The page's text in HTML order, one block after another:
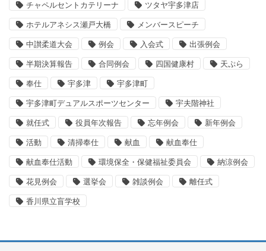
チャペルセントカテリーナ ツタヤ宇多津店
ホテルアネシス瀬戸大橋 メンバースピーチ
中讃柔道大会 例会 入会式 出張例会
半期決算報告 合同例会 四国健康村 天ぷら
奉仕 宇多津 宇多津町
宇多津町デュアルスポーツセンター 宇夫階神社
就任式 役員年次報告 忘年例会 新年例会
活動 清掃奉仕 献血 献血奉仕
献血奉仕活動 環境保全・保健福祉委員会 納涼例会
花見例会 選挙会 雑談例会 離任式
香川県立盲学校